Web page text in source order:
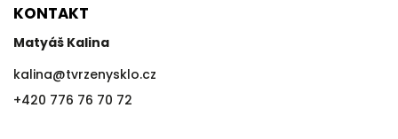
KONTAKT
Matyáš Kalina
kalina@tvrzenysklo.cz
+420 776 76 70 72